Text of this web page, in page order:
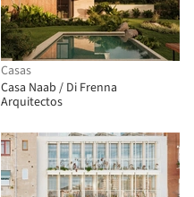
Casas
Casa Naab / Di Frenna
Arquitectos